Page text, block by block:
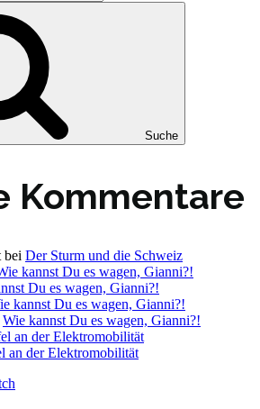
Suche
Kommentare
bei Der Sturm und die Schweiz
kannst Du es wagen, Gianni?!
Du es wagen, Gianni?!
kannst Du es wagen, Gianni?!
Wie kannst Du es wagen, Gianni?!
an der Elektromobilität
an der Elektromobilität